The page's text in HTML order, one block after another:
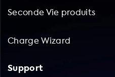
Seconde Vie produits
Charge Wizard
Support